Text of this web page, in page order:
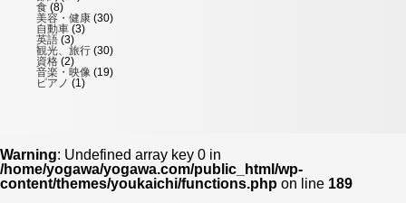
食 (8)
美容・健康 (30)
自動車 (3)
英語 (3)
観光、旅行 (30)
資格 (2)
音楽・映像 (19)
ピアノ (1)
Warning: Undefined array key 0 in
/home/yogawa/yogawa.com/public_html/wp-
content/themes/youkaichi/functions.php on line 189